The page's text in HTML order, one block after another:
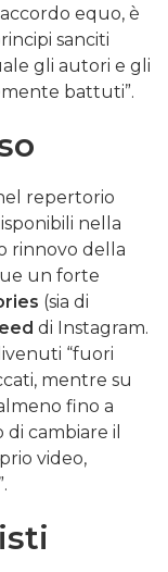
equo, è
sanciti
gli autori e gli
battuti”.
repertorio
nella
rinnovo della
un forte
(sia di
di Instagram.
“fuori
mentre su
fino a
cambiare il
video,